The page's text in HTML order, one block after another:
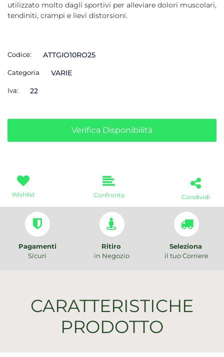
utilizzato molto dagli sportivi per alleviare dolori muscolari,
tendiniti, crampi e lievi distorsioni.
Codice: ATTGIO10RO25
Categoria VARIE
Iva: 22
Verifica Disponibilità
Wishlist Confronta Condividi
Pagamenti
Sicuri
Ritiro
in Negozio
Seleziona
il tuo Corriere
CARATTERISTICHE
PRODOTTO